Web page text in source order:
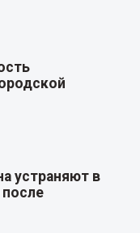
устраняют в